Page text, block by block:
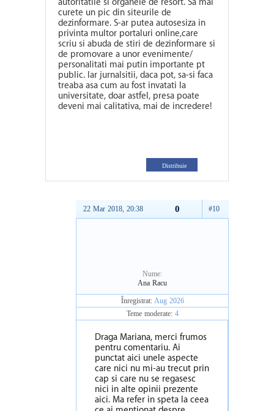
curete un pic din siteurile de
dezinformare. S-ar putea autosesiza in
privinta multor portaluri online,care
scriu si abuda de stiri de dezinformare si
de promovare a unor evenimente/
personalitati mai putin importante pt
public. Iar jurnalsitii, daca pot, sa-si faca
treaba asa cum au fost invatati la
universitate, doar astfel, presa poate
deveni mai calitativa, mai de incredere!
Distribuie
22 Mar 2018, 20:38 #10
0
Draga Mariana, merci frumos
pentru comentariu. Ai
punctat aici unele aspecte
care nici nu mi-au trecut prin
cap si care nu se regasesc
nici in alte opinii prezente
aici. Ma refer in speta la ceea
Nume:
Ana Racu
Înregistrat: Aug 2026
Teme moderate: 4